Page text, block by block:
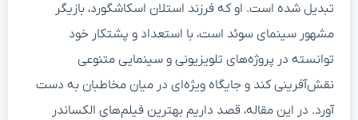
تبدیل شده است. او که فرزند استلان اسکاشگورد، بازیگر
مشهور سینمای سوئد است، با استعداد و پشتکار خود
توانسته در پروژه‌های تلویزیونی و سینمایی متنوعی
نقش‌آفرینی کند و جایگاه ویژه‌ای در میان مخاطبان به دست
آورد. در این مقاله، قصد داریم بهترین فیلم‌های الکساندر